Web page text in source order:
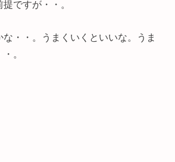
ですが・・。
・・。うまくいくといいな。うま
。